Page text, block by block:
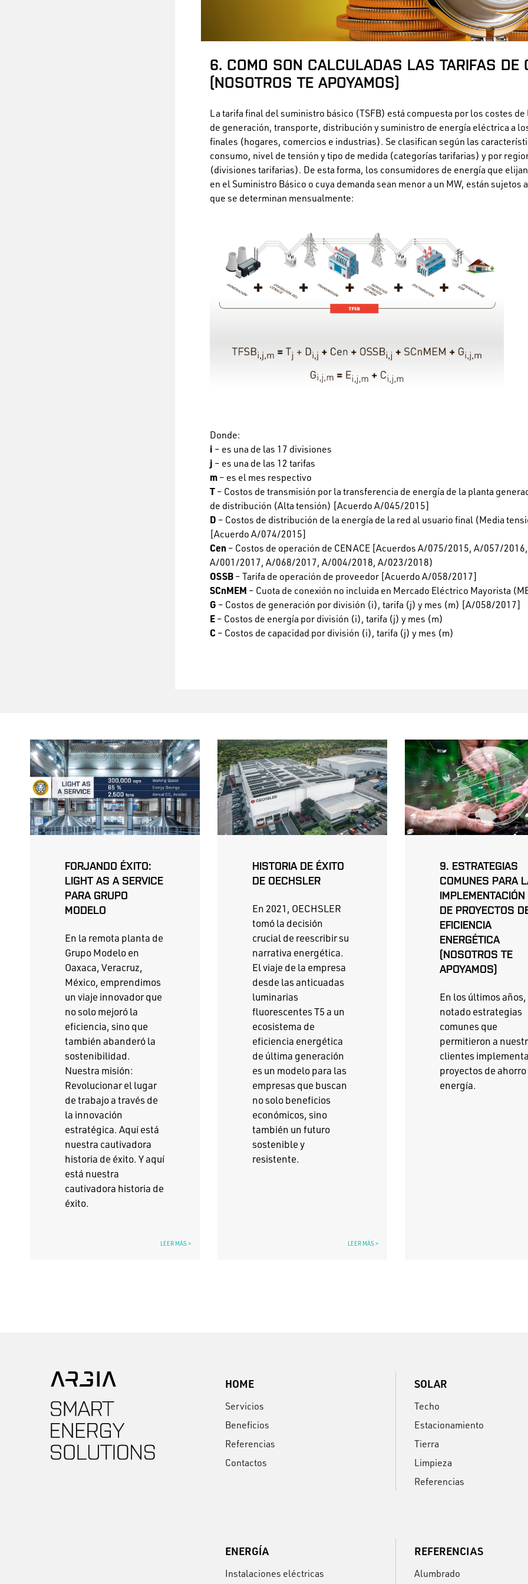
6. COMO SON CALCULADAS LAS TARIFAS DE
(NOSOTROS TE APOYAMOS)
La tarifa final del suministro básico (TSFB) está compuesta por los costes
de generación, transporte, distribución y suministro de energía eléctrica a
finales (hogares, comercios e industrias). Se clasifican según las
consumo, nivel de tensión y tipo de medida (categorías tarifarias) y por
(divisiones tarifarias). De esta forma, los consumidores de energía que
en el Suministro Básico o cuya demanda sean menor a un MW, están sujetos
que se determinan mensualmente:
Donde:
i – es una de las 17 divisiones
j – es una de las 12 tarifas
m– es el mes respectivo
T– Costos de transmisión por la transferencia de energía de la planta
de distribución (Alta tensión) [Acuerdo A/045/2015]
D – Costos de distribución de la energía de la red al usuario final (Media
[Acuerdo A/074/2015]
Cen– Costos de operación de CENACE [Acuerdos A/075/2015, A/057/2016,
A/001/2017, A/068/2017, A/004/2018, A/023/2018)
OSSB– Tarifa de operación de proveedor [Acuerdo A/058/2017]
SCnMEM – Cuota de conexión no incluida en Mercado Eléctrico Mayorista
G – Costos de generación por división (i), tarifa (j) y mes (m) [A/058/2017]
E– Costos de energía por división (i), tarifa (j) y mes (m)
C– Costos de capacidad por división (i), tarifa (j) y mes (m)
FORJANDO ÉXITO:
LIGHT AS A SERVICE
PARA GRUPO
MODELO
En la remota planta de
Grupo Modelo en
Oaxaca, Veracruz,
México, emprendimos
un viaje innovador que
no solo mejoró la
eficiencia, sino que
también abanderó la
sostenibilidad.
Nuestra misión:
Revolucionar el lugar
de trabajo a través de
la innovación
estratégica. Aquí está
nuestra cautivadora
historia de éxito. Y aquí
está nuestra
cautivadora historia de
éxito.
LEER MÁS >
HISTORIA DE ÉXITO
DE OECHSLER
En 2021, OECHSLER
tomó la decisión
crucial de reescribir su
narrativa energética.
El viaje de la empresa
desde las anticuadas
luminarias
fluorescentes T5 a un
ecosistema de
eficiencia energética
de última generación
es un modelo para las
empresas que buscan
no solo beneficios
económicos, sino
también un futuro
sostenible y
resistente.
LEER MÁS >
9. ESTRATEGIAS
COMUNES PARA
IMPLEMENTACIÓN
DE PROYECTOS
EFICIENCIA
ENERGÉTICA
(NOSOTROS TE
APOYAMOS)
En los últimos
notado estrategias
comunes que
permitieron a
clientes
proyectos de
energía.
HOME
Servicios
Beneficios
Referencias
Contactos
SOLAR
Techo
Estacionamiento
Tierra
Limpieza
Referencias
ENERGÍA
Instalaciones eléctricas
REFERENCIAS
Alumbrado